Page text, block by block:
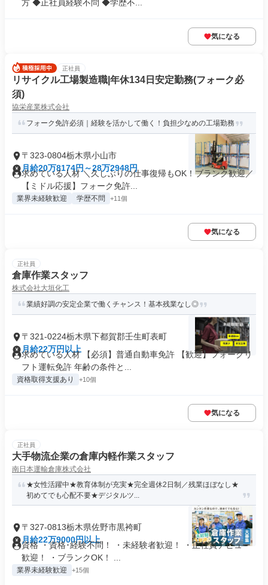
方 ◆正社員経験不問 ◆学歴不...
気になる
正社員
リサイクル工場製造職|年休134日安定勤務(フォーク必
須)
協栄産業株式会社
フォーク免許必須｜経験を活かして働く！負担少なめの工場勤務
〒323-0804栃木県小山市
月給20万8174円～28万2948円
求めている人材 ＼久しぶりの仕事復帰もOK！ブランク歓迎／
【ミドル応援】フォーク免許...
業界未経験歓迎 学歴不問 +11個
気になる
正社員
倉庫作業スタッフ
株式会社大垣化工
業績好調の安定企業で働くチャンス！基本残業なし◎
〒321-0224栃木県下都賀郡壬生町表町
月給22万円以上
求めている人材 【必須】普通自動車免許 【歓迎】フォークリ
フト運転免許 年齢の条件と...
資格取得支援あり +10個
気になる
正社員
大手物流企業の倉庫内軽作業スタッフ
南日本運輸倉庫株式会社
★女性活躍中★教育体制が充実★完全週休2日制／残業ほぼなし★
初めてでも心配不要★デジタルツ...
〒327-0813栃木県佐野市黒袴町
月給22万9000円以上
資格 ・資格･経験不問！ ・未経験者歓迎！ ・正社員デビュー
歓迎！ ・ブランクOK！ ...
業界未経験歓迎 +15個